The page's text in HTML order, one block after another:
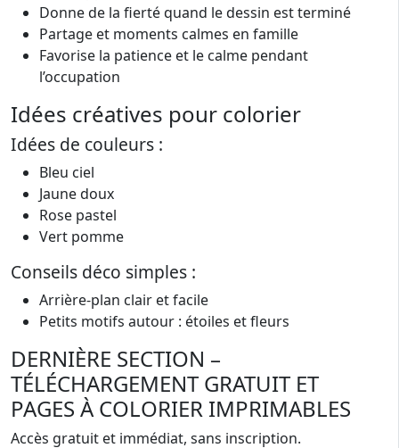
Donne de la fierté quand le dessin est terminé
Partage et moments calmes en famille
Favorise la patience et le calme pendant
l’occupation
Idées créatives pour colorier
Idées de couleurs :
Bleu ciel
Jaune doux
Rose pastel
Vert pomme
Conseils déco simples :
Arrière-plan clair et facile
Petits motifs autour : étoiles et fleurs
DERNIÈRE SECTION –
TÉLÉCHARGEMENT GRATUIT ET
PAGES À COLORIER IMPRIMABLES
Accès gratuit et immédiat, sans inscription.